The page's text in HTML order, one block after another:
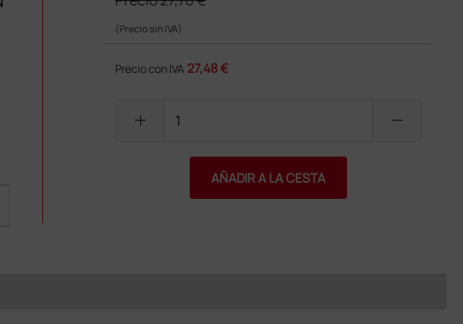
(Precio sin IVA)
Precio con IVA 27,48 €
add remove
AÑADIR A LA CESTA